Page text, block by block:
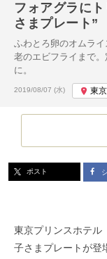
フォアグラに
さまプレート”
ふわとろ卵のオムラ
老のエビフライまで
に。
投稿日:
2019/08/07 (水) 東京
ポスト
東京プリンスホテル
子さまプレートが登